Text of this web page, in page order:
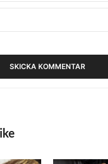
är a & o i alla sporter och